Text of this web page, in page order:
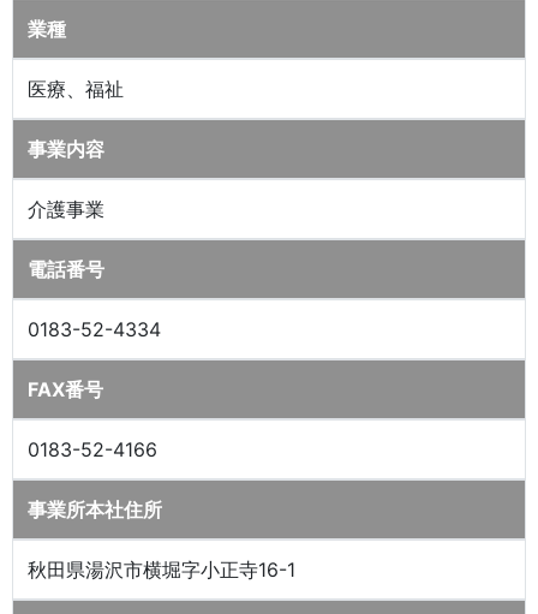
業種
医療、福祉
事業内容
介護事業
電話番号
0183-52-4334
FAX番号
0183-52-4166
事業所本社住所
秋田県湯沢市横堀字小正寺16-1